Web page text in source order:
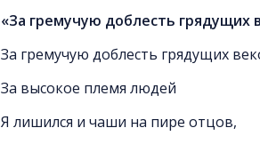
«За гремучую доблесть грядущих
За гремучую доблесть грядущих
За высокое племя людей
Я лишился и чаши на пире отцов,